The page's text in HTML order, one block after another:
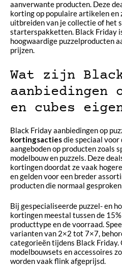
aanverwante producten. Deze
korting op populaire artikelen en
uitbreiden van je collectie of het
starterspakketten. Black Friday
hoogwaardige puzzelproducten
prijzen.
Wat zijn
aanbiedingen
en cubes
Black Friday aanbiedingen op
kortingsactiesdie speciaal voor
aangeboden op producten zoals
modelbouw en puzzels. Deze
kortingen doordat ze vaak
en gelden voor een breder
producten die normaal
Bij gespecialiseerde puzzel- en
kortingen meestal tussen de
producttype en de voorraad.
varianten van 2×2 tot 7×7,
categorieën tijdens Black Friday.
modelbouwsets en accessoires
worden vaak flink afgeprijsd.